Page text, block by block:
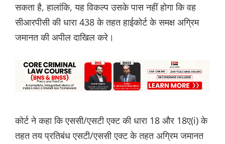
सकता है, हालांकि, यह विकल्प उसके पास नहीं होगा कि वह
सीआरपीसी की धारा 438 के तहत हाईकोर्ट के समक्ष अग्रिम
जमानत की अपील दाख‌िल करे।
कोर्ट ने कहा कि एससी/एसटी एक्ट की धारा 18 और 18ए(i) के
तहत तय प्रतिबंध एसटी/एससी एक्ट के तहत अग्रिम जमानत